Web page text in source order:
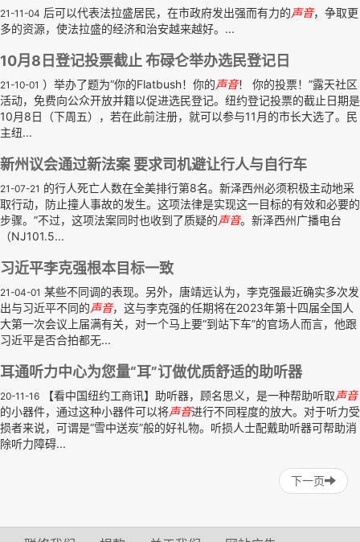
21-11-04 后可以代表法拉盛居民，在市政府发出强而有力的声音，争取更
多的资源，使法拉盛的经济和治安越来越好。...
10月8日登记投票截止 布碌仑举办选民登记日
21-10-01 ）举办了题为“你的Flatbush！你的声音！ 你的投票！”露天社区
活动，免费向公众开放并籍以促进选民登记。纽约登记投票的截止日期是
10月8日（下周五），若在此前注册，就可以参与11月的市长大选了。民
主纽...
新州议会通过新法案 要求司机避让行人与自行车
21-07-21 的行人死亡人数在全美排行第8名。新泽西州必须积极主动地采
取行动，防止撞人事故的发生。这项法律是实现这一目标的有效和必要的
步骤。”不过，这项法案同时也收到了质疑的声音。新泽西州广播电台
（NJ101.5...
习近平李克强根本目标一致
21-04-01 某些不同调的表现。另外，唐靖远认为，李克强最近确实多次发
出与习近平不同的声音，这与李克强的任期将在2023年第十四届全国人
大第一次会议上届满有关，对一个马上要“到站下车”的官场人而言，他跟
习近平是否合拍都无...
耳通听力中心为您量“耳”订做优质舒适的助听器
20-11-16 【看中国纽约工商讯】助听器，顾名思义，是一种帮助听取声音
的小器件，通过这种小器件可以将声音进行不同程度的放大。对于听力受
损者来说，可谓是“雪中送炭”般的好礼物。听损人士配戴助听器可帮助消
除听力障碍...
下一页